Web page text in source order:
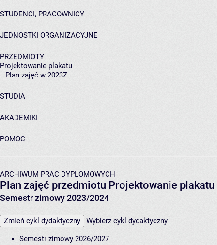
STUDENCI, PRACOWNICY
JEDNOSTKI ORGANIZACYJNE
PRZEDMIOTY
Projektowanie plakatu
Plan zajęć w 2023Z
STUDIA
AKADEMIKI
POMOC
ARCHIWUM PRAC DYPLOMOWYCH
Plan zajęć przedmiotu Projektowanie plakatu
Semestr zimowy 2023/2024
Zmień cykl dydaktyczny Wybierz cykl dydaktyczny
Semestr zimowy 2026/2027